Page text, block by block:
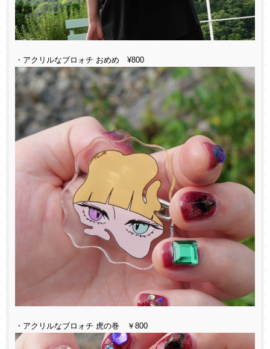
・アクリルなブロォチ おめめ ¥800
・アクリルなブロォチ 虎の巻 ￥800